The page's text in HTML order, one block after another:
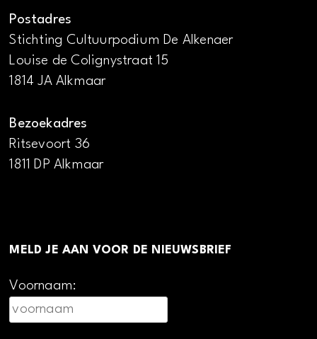
Postadres
Stichting Cultuurpodium De Alkenaer
Louise de Colignystraat 15
1814 JA Alkmaar
Bezoekadres
Ritsevoort 36
1811 DP Alkmaar
MELD JE AAN VOOR DE NIEUWSBRIEF
Voornaam: